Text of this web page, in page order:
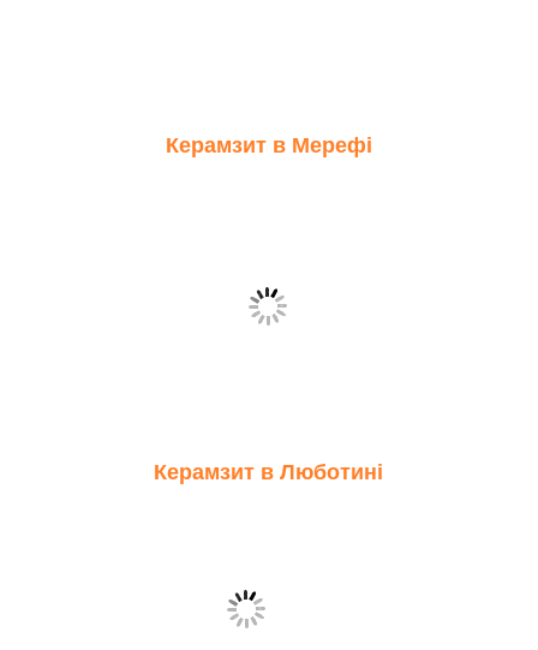
Керамзит в Мерефі
Керамзит в Люботині